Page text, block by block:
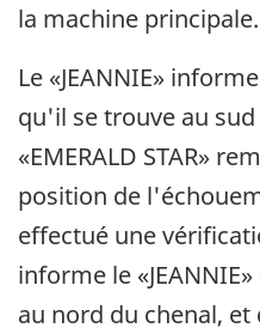
la machine principale.
Le «JEANNIE»
qu'il se trouve au
«EMERALD STAR»
position de
effectué une
informe le
au nord du chenal, et